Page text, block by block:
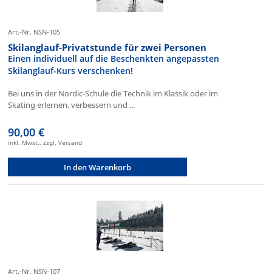
Art.-Nr. NSN-105
Skilanglauf-Privatstunde für zwei Personen
Einen individuell auf die Beschenkten angepassten
Skilanglauf-Kurs verschenken!
Bei uns in der Nordic-Schule die Technik im Klassik oder im
Skating erlernen, verbessern und ...
90,00 €
inkl. Mwst., zzgl. Versand
In den Warenkorb
Art.-Nr. NSN-107